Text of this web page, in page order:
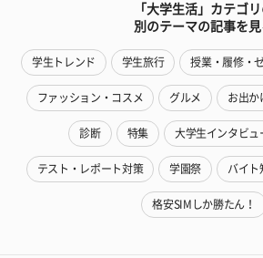
「大学生活」カテゴ
別のテーマの記事を見
学生トレンド 学生旅行 授業・履修・
ファッション・コスメ グルメ お出か
診断 特集 大学生インタビュ
テスト・レポート対策 学園祭 バイト
格安SIMしか勝たん！